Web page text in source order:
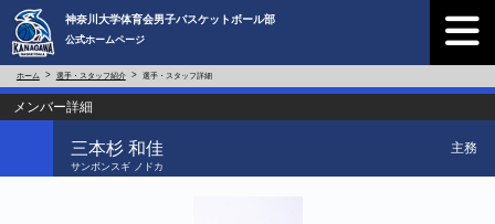
神奈川大学体育会男子バスケットボール部
公式ホームページ
ホーム 選手・スタッフ紹介 選手・スタッフ詳細
メンバー詳細
三本杉 和佳
サンボンスギ ノドカ
主務